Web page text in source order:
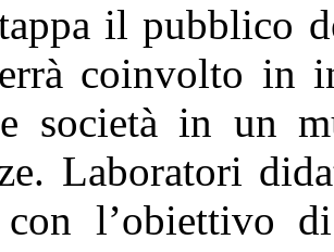
il pubblico
coinvolto in
società in un
Laboratori
l’obiettivo